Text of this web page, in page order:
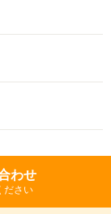
わせ
ださい